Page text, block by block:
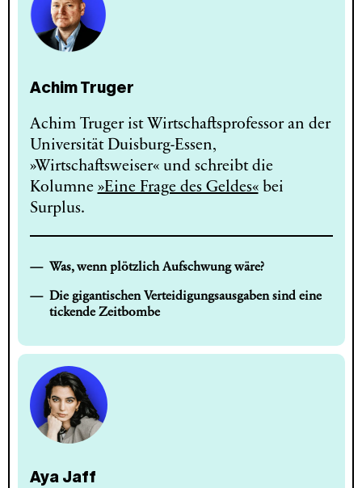
Achim Truger
Achim Truger ist Wirtschaftsprofessor an der
Universität Duisburg-Essen,
»Wirtschaftsweiser« und schreibt die
Kolumne »Eine Frage des Geldes«bei
Surplus.
Was, wenn plötzlich Aufschwung wäre?
Die gigantischen Verteidigungsausgaben sind eine
tickende Zeitbombe
Aya Jaff